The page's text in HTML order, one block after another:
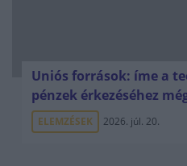
Uniós források: íme a
pénzek érkezéséhez
ELEMZÉSEK 2026. júl. 20.